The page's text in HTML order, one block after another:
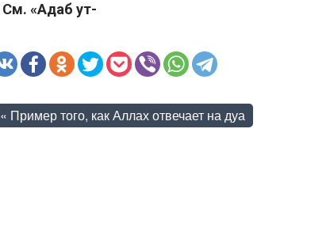
См. «Адаб ут-
« Пример того, как Аллах отвечает на дуа